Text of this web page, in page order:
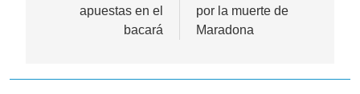
entradas
apuestas en el
bacará
por la muerte de
Maradona